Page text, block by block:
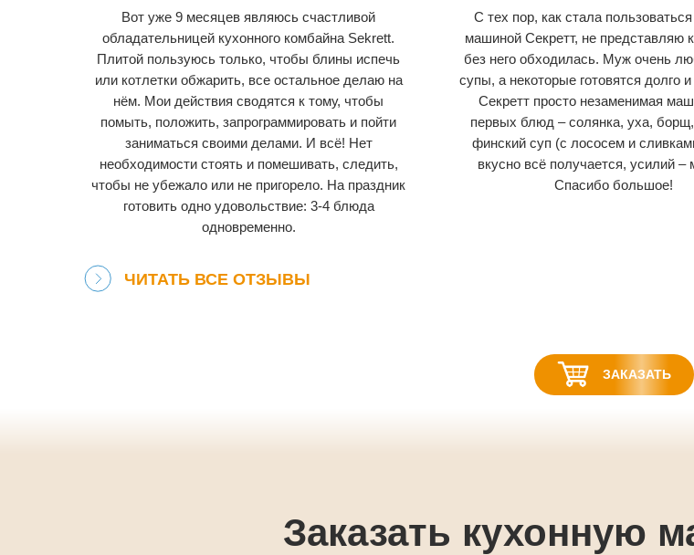
Вот уже 9 месяцев являюсь счастливой
обладательницей кухонного комбайна Sekrett.
Плитой пользуюсь только, чтобы блины испечь
или котлетки обжарить, все остальное делаю на
нём. Мои действия сводятся к тому, чтобы
помыть, положить, запрограммировать и пойти
заниматься своими делами. И всё! Нет
необходимости стоять и помешивать, следить,
чтобы не убежало или не пригорело. На праздник
готовить одно удовольствие: 3-4 блюда
одновременно.
С тех пор, как стала
машиной Секретт, не представляю
без него обходилась. Муж очень
супы, а некоторые готовятся долго
Секретт просто незаменимая
первых блюд – солянка, уха,
финский суп (с лососем и
вкусно всё получается, усилий –
Спасибо большое!
ЧИТАТЬ ВСЕ ОТЗЫВЫ
ЗАКАЗАТЬ
Заказать кухонную